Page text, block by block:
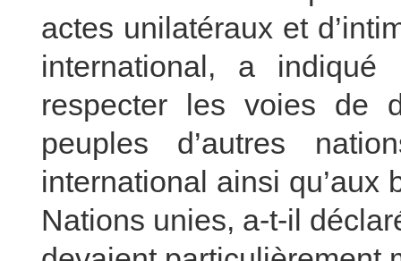
actes unilatéraux et
international, a
respecter les voies de
peuples d’autres
international ainsi
Nations unies, a-t-il